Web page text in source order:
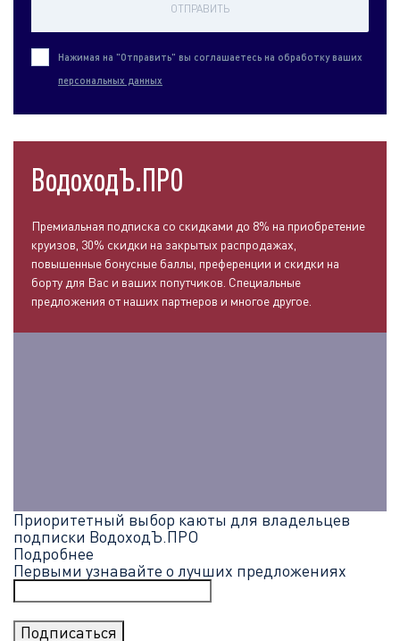
ОТПРАВИТЬ
Нажимая на "Отправить" вы соглашаетесь на обработку ваших
персональных данных
ВодоходЪ.ПРО
Премиальная подписка со скидками до 8% на приобретение
круизов, 30% скидки на закрытых распродажах,
повышенные бонусные баллы, преференции и скидки на
борту для Вас и ваших попутчиков. Специальные
предложения от наших партнеров и многое другое.
Приоритетный выбор каюты для владельцев
подписки ВодоходЪ.ПРО
Подробнее
Первыми узнавайте о лучших предложениях